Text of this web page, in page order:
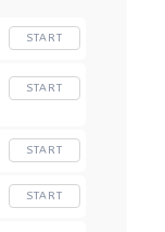
START
START
START
START